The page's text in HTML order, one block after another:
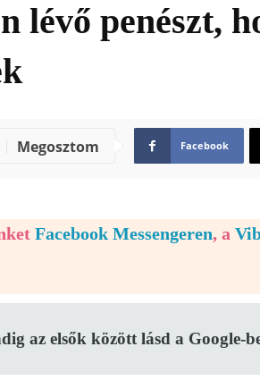
lévő penészt,
Megosztom Facebook
Facebook Messengeren, a
az elsők között lásd a Google-